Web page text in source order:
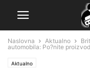
Naslovna Aktualno
automobila: Po?nite
Aktualno